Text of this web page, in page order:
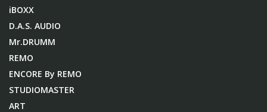
iBOXX
D.A.S. AUDIO
Mr.DRUMM
REMO
ENCORE By REMO
STUDIOMASTER
ART